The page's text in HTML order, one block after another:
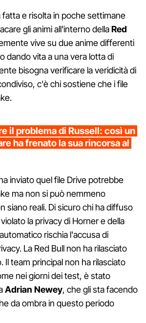
fatta e risolta in poche settimane
gli animi all'interno dellaRed
vive su due anime differenti
dando vita a una vera lotta di
bisogna verificare la veridicità di
c'è chi sostiene che i file
il problema di Russell: così un
ha frenato la sua rincorsa al
inviato quel file Drive potrebbe
ma non si può nemmeno
siano reali. Di sicuro chi ha diffuso
la privacy di Horner e della
rischia l'accusa di
La Red Bull non ha rilasciato
Il team principal non ha rilasciato
nei giorni dei test, è stato
Adrian Newey, che gli sta facendo
da ombra in questo periodo